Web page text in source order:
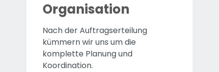
Organisation
Nach der Auftragserteilung
kümmern wir uns um die
komplette Planung und
Koordination.